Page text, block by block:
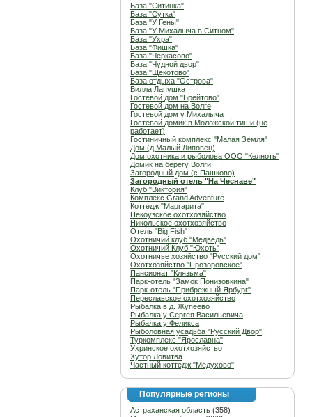
База "Ситинка"
База "Сутка"
База "У Гены"
База "У Михалыча в Ситном"
База "Ухра"
База "Фишка"
База "Черкасово"
База "Чудной двор"
База "Щекотово"
База отдыха "Острова"
Вилла Лапушка
Гостевой дом "Брейтово"
Гостевой дом на Волге
Гостевой дом у Михалыча
Гостевой домик в Моложской тиши (не
работает)
Гостиничный комплекс "Малая Земля"
Дом (д.Малый Липовец)
Дом охотника и рыболова ООО "Келноть"
Домик на берегу Волги
Загородный дом (с.Пашково)
Загородный отель "На Чеснаве"
Клуб "Виктория"
Комплекс Grand Adventure
Коттедж "Маргарита"
Некоузское охотхозяйство
Никольское охотхозяйство
Отель "Big Fish"
Охотничий клуб "Медведь"
Охотничий Клуб "Юхоть"
Охотничье хозяйство "Русский дом"
Охотхозяйство "Прозоровское"
Пансионат "Клязьма"
Парк-отель "Замок Понизовкина"
Парк-отель "Прибрежный Ярбург"
Переславское охотхозяйство
Рыбалка в д. Жупеево
Рыбалка у Сергея Васильевича
Рыбалка у Феликса
Рыболовная усадьба "Русский Двор"
Туркомплекс "Ярославна"
Ухринское охотхозяйство
Хутор Ловитва
Частный коттедж "Медухово"
Популярные регионы
Астраханская область (358)